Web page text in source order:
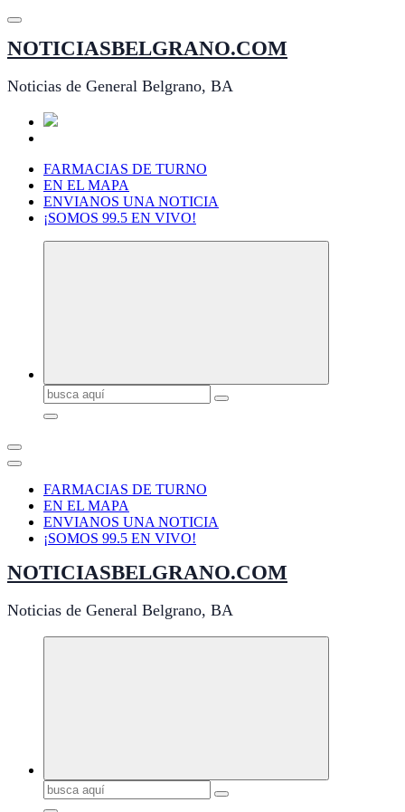
Saltar
contenido
NOTICIASBELGRANO.COM
Noticias de General Belgrano, BA
FARMACIAS DE TURNO
EN EL MAPA
ENVIANOS UNA NOTICIA
¡SOMOS 99.5 EN VIVO!
Buscar:
FARMACIAS DE TURNO
EN EL MAPA
ENVIANOS UNA NOTICIA
¡SOMOS 99.5 EN VIVO!
NOTICIASBELGRANO.COM
Noticias de General Belgrano, BA
Buscar: